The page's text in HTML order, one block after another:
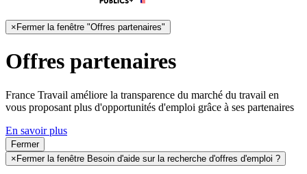
× Fermer la fenêtre "Offres partenaires"
Offres partenaires
France Travail améliore la transparence du marché du travail en
vous proposant plus d'opportunités d'emploi grâce à ses partenaires
En savoir plus
Fermer
× Fermer la fenêtre Besoin d'aide sur la recherche d'offres d'emploi ?